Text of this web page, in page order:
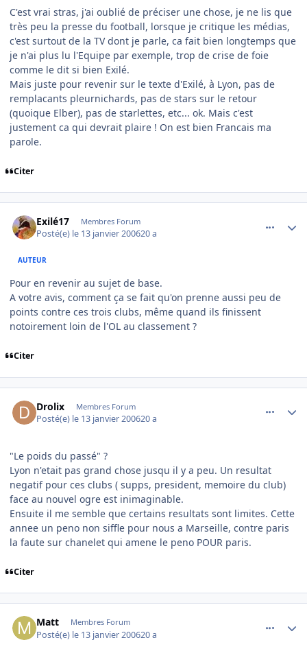
C'est vrai stras, j'ai oublié de préciser une chose, je ne lis que
très peu la presse du football, lorsque je critique les médias,
c'est surtout de la TV dont je parle, ca fait bien longtemps que
je n'ai plus lu l'Equipe par exemple, trop de crise de foie
comme le dit si bien Exilé.
Mais juste pour revenir sur le texte d'Exilé, à Lyon, pas de
remplacants pleurnichards, pas de stars sur le retour
(quoique Elber), pas de starlettes, etc... ok. Mais c'est
justement ca qui devrait plaire ! On est bien Francais ma
parole.
Citer
Exilé17 Membres Forum
Posté(e) le 13 janvier 200620 a
AUTEUR
Pour en revenir au sujet de base.
A votre avis, comment ça se fait qu'on prenne aussi peu de
points contre ces trois clubs, même quand ils finissent
notoirement loin de l'OL au classement ?
Citer
Drolix Membres Forum
Posté(e) le 13 janvier 200620 a
"Le poids du passé" ?
Lyon n'etait pas grand chose jusqu il y a peu. Un resultat
negatif pour ces clubs ( supps, president, memoire du club)
face au nouvel ogre est inimaginable.
Ensuite il me semble que certains resultats sont limites. Cette
annee un peno non siffle pour nous a Marseille, contre paris
la faute sur chanelet qui amene le peno POUR paris.
Citer
Matt Membres Forum
Posté(e) le 13 janvier 200620 a